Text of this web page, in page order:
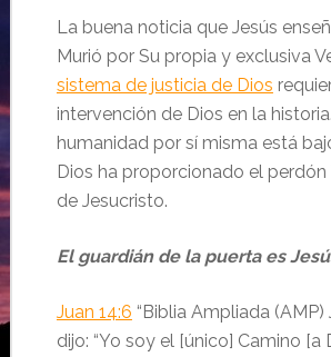
La buena noticia que Jesús
Murió por Su propia y exclusiva
sistema de justicia de Dios
intervención de Dios en la
humanidad por sí misma está
Dios ha proporcionado el
de Jesucristo.
El guardián de la puerta es
Juan 14:6 “Biblia Ampliada (AMP)
dijo: “Yo soy el [único] Camino [a